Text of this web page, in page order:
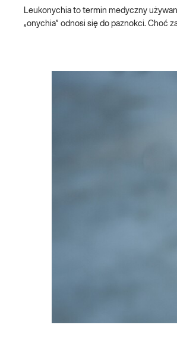
Leukonychia to termin medyczny
„onychia” odnosi się do paznokci. Choć